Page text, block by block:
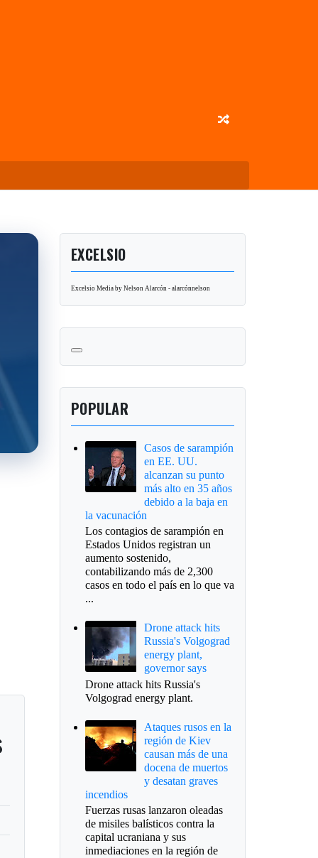
EXCELSIO
Excelsio Media by Nelson Alarcón - alarcónnelson
POPULAR
Casos de sarampión
en EE. UU.
alcanzan su punto
más alto en 35 años
debido a la baja en
la vacunación
Los contagios de sarampión en
Estados Unidos registran un
aumento sostenido,
contabilizando más de 2,300
casos en todo el país en lo que va
...
Drone attack hits
Russia's Volgograd
energy plant,
governor says
Drone attack hits Russia's
Volgograd energy plant.
Ataques rusos en la
región de Kiev
causan más de una
docena de muertos
y desatan graves
incendios
Fuerzas rusas lanzaron oleadas
de misiles balísticos contra la
capital ucraniana y sus
inmediaciones en la región de